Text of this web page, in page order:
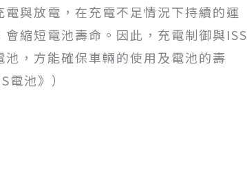
與放電，在充電不足情況下持續的運
縮短電池壽命。因此，充電制御與ISS
，方能確保車輛的使用及電池的壽
池》）